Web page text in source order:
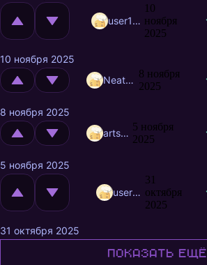
user11290790
10
ноября
2025
10 ноября 2025
NeatSaater
8 ноября
2025
8 ноября 2025
artsolod
5 ноября
2025
5 ноября 2025
user11261179
31
октября
2025
31 октября 2025
Показать ещё